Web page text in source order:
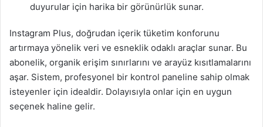
duyurular için harika bir görünürlük sunar.
Instagram Plus, doğrudan içerik tüketim konforunu
artırmaya yönelik veri ve esneklik odaklı araçlar sunar. Bu
abonelik, organik erişim sınırlarını ve arayüz kısıtlamalarını
aşar. Sistem, profesyonel bir kontrol paneline sahip olmak
isteyenler için idealdir. Dolayısıyla onlar için en uygun
seçenek haline gelir.